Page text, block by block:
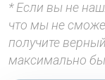
* Если вы не
что мы не
получите
максимально